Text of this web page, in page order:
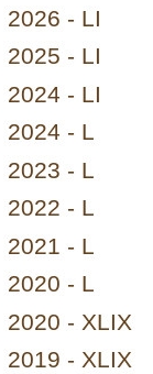
2026 - LI
2025 - LI
2024 - LI
2024 - L
2023 - L
2022 - L
2021 - L
2020 - L
2020 - XLIX
2019 - XLIX